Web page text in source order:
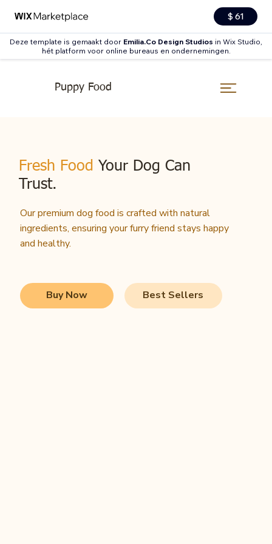
$ 61
Deze template is gemaakt door Emilia.Co Design Studios in Wix Studio,
hét platform voor online bureaus en ondernemingen.